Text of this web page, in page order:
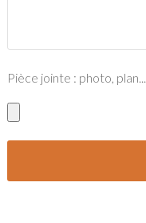
Pièce jointe : photo, plan...